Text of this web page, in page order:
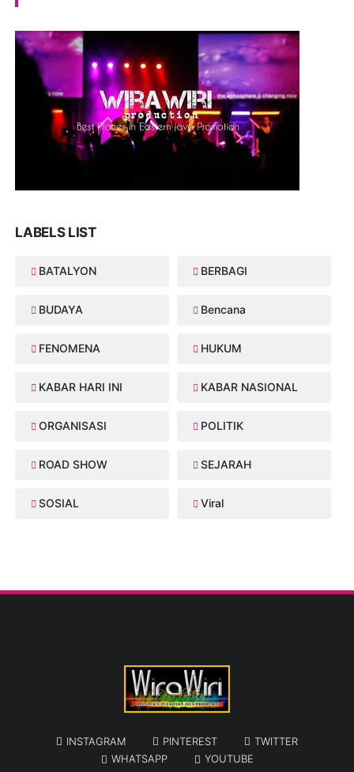
LABELS LIST
BATALYON BERBAGI
BUDAYA Bencana
FENOMENA HUKUM
KABAR HARI INI KABAR NASIONAL
ORGANISASI POLITIK
ROAD SHOW SEJARAH
SOSIAL Viral
INSTAGRAM PINTEREST
TWITTER
WHATSAPP
YOUTUBE